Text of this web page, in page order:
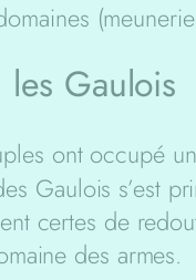
les Gaulois
ont occupé
Gaulois s’est
certes de
des armes.